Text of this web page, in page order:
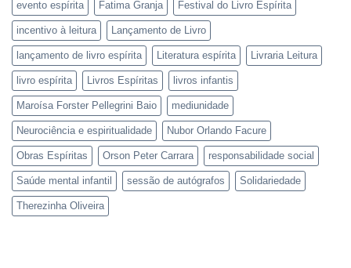
evento espírita Fatima Granja Festival do Livro Espírita
incentivo à leitura Lançamento de Livro
lançamento de livro espírita Literatura espírita Livraria Leitura
livro espírita Livros Espíritas livros infantis
Maroísa Forster Pellegrini Baio mediunidade
Neurociência e espiritualidade Nubor Orlando Facure
Obras Espíritas Orson Peter Carrara responsabilidade social
Saúde mental infantil sessão de autógrafos Solidariedade
Therezinha Oliveira